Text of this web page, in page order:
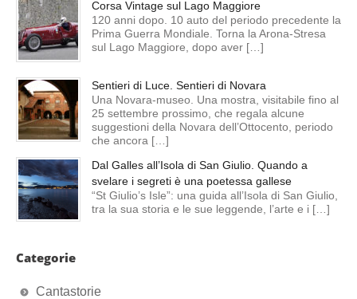
Corsa Vintage sul Lago Maggiore
120 anni dopo. 10 auto del periodo precedente la
Prima Guerra Mondiale. Torna la Arona-Stresa
sul Lago Maggiore, dopo aver […]
Sentieri di Luce. Sentieri di Novara
Una Novara-museo. Una mostra, visitabile fino al
25 settembre prossimo, che regala alcune
suggestioni della Novara dell’Ottocento, periodo
che ancora […]
Dal Galles all’Isola di San Giulio. Quando a
svelare i segreti è una poetessa gallese
“St Giulio’s Isle”: una guida all’Isola di San Giulio,
tra la sua storia e le sue leggende, l’arte e i […]
Categorie
Cantastorie